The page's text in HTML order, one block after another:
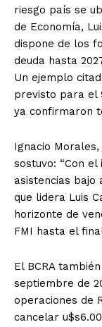
riesgo país se
de Economía,
dispone de los
deuda hasta
Un ejemplo
previsto para el
ya confirmaron
Ignacio
sostuvo: “Con
asistencias bajo
que lidera Luis
horizonte de
FMI hasta el
El BCRA
septiembre de
operaciones de
cancelar